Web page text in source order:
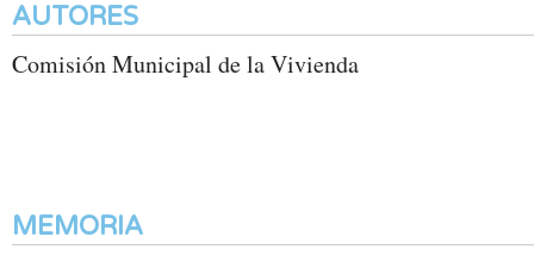
AUTORES
Comisión Municipal de la Vivienda
MEMORIA